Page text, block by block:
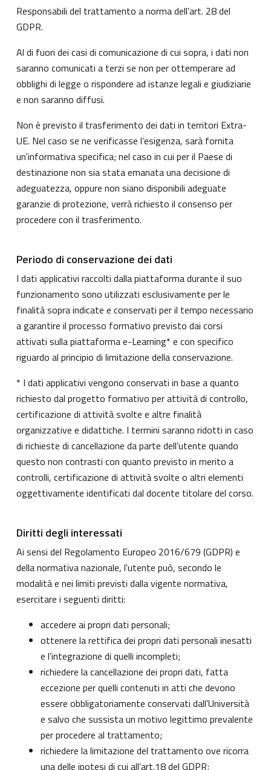
Responsabili del trattamento a norma dell’art. 28 del
GDPR.
Al di fuori dei casi di comunicazione di cui sopra, i dati non
saranno comunicati a terzi se non per ottemperare ad
obblighi di legge o rispondere ad istanze legali e giudiziarie
e non saranno diffusi.
Non è previsto il trasferimento dei dati in territori Extra-
UE. Nel caso se ne verificasse l’esigenza, sarà fornita
un'informativa specifica; nel caso in cui per il Paese di
destinazione non sia stata emanata una decisione di
adeguatezza, oppure non siano disponibili adeguate
garanzie di protezione, verrà richiesto il consenso per
procedere con il trasferimento.
Periodo di conservazione dei dati
I dati applicativi raccolti dalla piattaforma durante il suo
funzionamento sono utilizzati esclusivamente per le
finalità sopra indicate e conservati per il tempo necessario
a garantire il processo formativo previsto dai corsi
attivati sulla piattaforma e-Learning* e con specifico
riguardo al principio di limitazione della conservazione.
* I dati applicativi vengono conservati in base a quanto
richiesto dal progetto formativo per attività di controllo,
certificazione di attività svolte e altre finalità
organizzative e didattiche. I termini saranno ridotti in caso
di richieste di cancellazione da parte dell’utente quando
questo non contrasti con quanto previsto in merito a
controlli, certificazione di attività svolte o altri elementi
oggettivamente identificati dal docente titolare del corso.
Diritti degli interessati
Ai sensi del Regolamento Europeo 2016/679 (GDPR) e
della normativa nazionale, l'utente può, secondo le
modalità e nei limiti previsti dalla vigente normativa,
esercitare i seguenti diritti:
accedere ai propri dati personali;
ottenere la rettifica dei propri dati personali inesatti
e l’integrazione di quelli incompleti;
richiedere la cancellazione dei propri dati, fatta
eccezione per quelli contenuti in atti che devono
essere obbligatoriamente conservati dall’Università
e salvo che sussista un motivo legittimo prevalente
per procedere al trattamento;
richiedere la limitazione del trattamento ove ricorra
una delle ipotesi di cui all’art.18 del GDPR;